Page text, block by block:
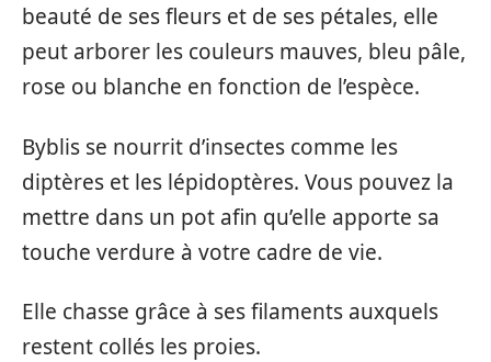
beauté de ses fleurs et de ses pétales, elle
peut arborer les couleurs mauves, bleu pâle,
rose ou blanche en fonction de l’espèce.
Byblis se nourrit d’insectes comme les
diptères et les lépidoptères. Vous pouvez la
mettre dans un pot afin qu’elle apporte sa
touche verdure à votre cadre de vie.
Elle chasse grâce à ses filaments auxquels
restent collés les proies.